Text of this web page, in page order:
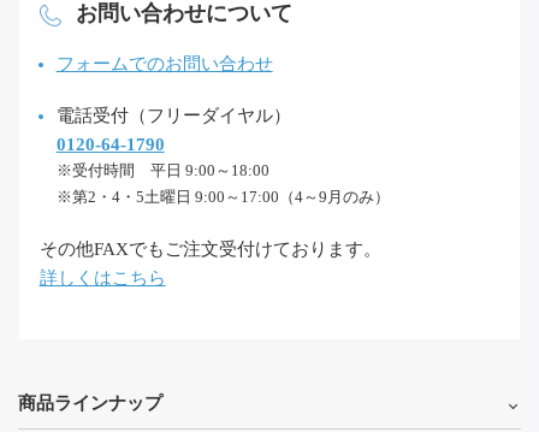
お問い合わせについて
フォームでのお問い合わせ
電話受付（フリーダイヤル）
0120-64-1790
※受付時間 平日 9:00～18:00
※第2・4・5土曜日 9:00～17:00（4～9月のみ）
その他FAXでもご注文受付けております。
詳しくはこちら
商品ラインナップ